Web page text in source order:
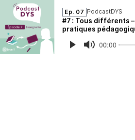
Ep. 07 PodcastDYS
#7 : Tous différents –
pratiques